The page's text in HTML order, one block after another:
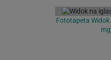
Fototapeta